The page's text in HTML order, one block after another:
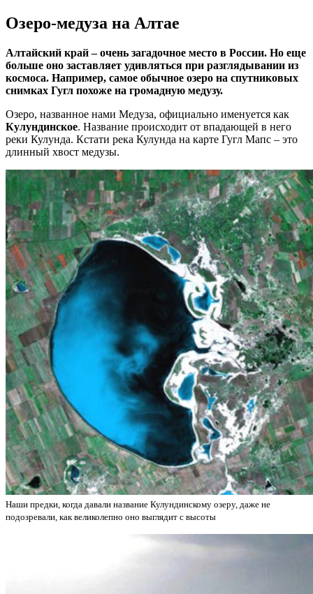
Озеро-медуза на Алтае
Алтайский край – очень загадочное место в России. Но еще
больше оно заставляет удивляться при разглядывании из
космоса. Например, самое обычное озеро на спутниковых
снимках Гугл похоже на громадную медузу.
Озеро, названное нами Медуза, официально именуется как
Кулундинское. Название происходит от впадающей в него
реки Кулунда. Кстати река Кулунда на карте Гугл Мапс – это
длинный хвост медузы.
Наши предки, когда давали название Кулундинскому озеру, даже не
подозревали, как великолепно оно выглядит с высоты